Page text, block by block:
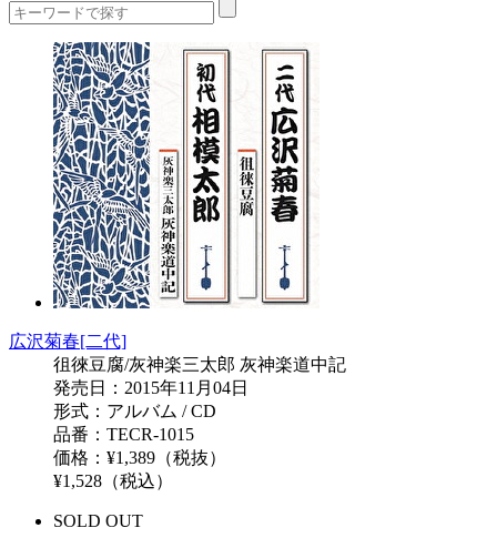
広沢菊春[二代]
徂徠豆腐/灰神楽三太郎 灰神楽道中記
発売日：2015年11月04日
形式：アルバム / CD
品番：TECR-1015
価格：¥1,389（税抜）
¥1,528（税込）
SOLD OUT